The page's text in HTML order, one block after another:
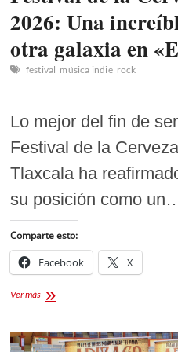
2026: Una
otra galaxia en
festival música indie rock
Lo mejor del fin de
Festival de la
Tlaxcala ha
su posición como
Comparte esto:
Facebook X
Ver másFestival
Cerveza